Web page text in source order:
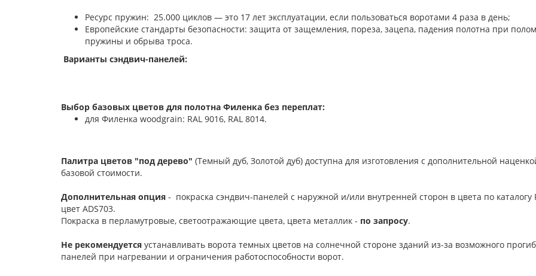
Ресурс пружин: 25.000 циклов — это 17 лет эксплуатации, если пользоваться воротами 4 раза в день;
Европейские стандарты безопасности: защита от защемления, пореза, зацепа, падения полотна при
пружины и обрыва троса.
Варианты сэндвич-панелей:
Выбор базовых цветов для полотна Филенка без переплат:
для Филенка woodgrain: RAL 9016, RAL 8014.
Палитра цветов "под дерево" (Темный дуб, Золотой дуб) доступна для изготовления с дополнительной
базовой стоимости.
Дополнительная опция - покраска сэндвич-панелей с наружной и/или внутренней сторон в цвета по каталогу
цвет ADS703.
Покраска в перламутровые, светоотражающие цвета, цвета металлик - по запросу.
Не рекомендуется устанавливать ворота темных цветов на солнечной стороне зданий из-за возможного
панелей при нагревании и ограничения работоспособности ворот.